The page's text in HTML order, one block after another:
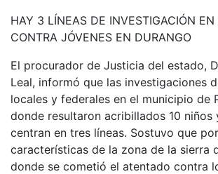
HAY 3 LÍNEAS DE INVESTIGACIÓN
CONTRA JÓVENES EN DURANGO
El procurador de Justicia del estado,
Leal, informó que las investigaciones
locales y federales en el municipio de
donde resultaron acribillados 10 niños
centran en tres líneas. Sostuvo que
características de la zona de la sierra
donde se cometió el atentado contra